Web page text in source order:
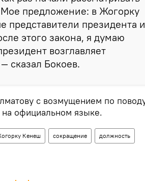
предложение: в Жогорку
представители президента и
этого закона, я думаю
возглавляет
сказал Бокоев.
с возмущением по
на официальном языке.
Кенеш сокращение должность